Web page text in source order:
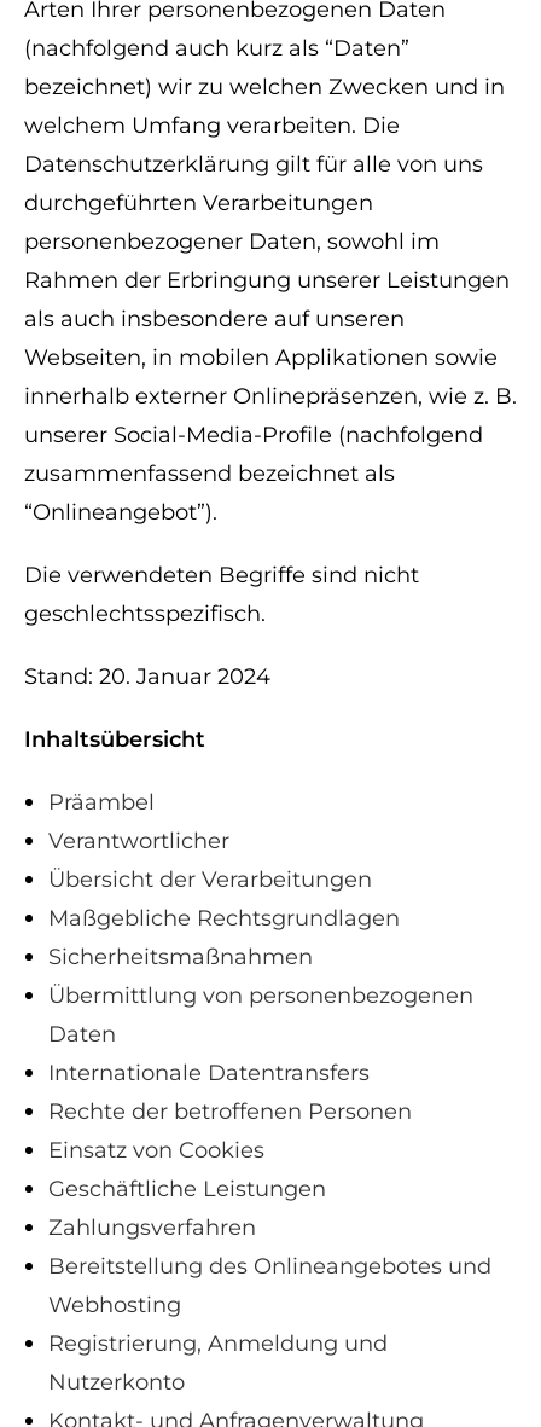
Arten Ihrer personenbezogenen Daten
(nachfolgend auch kurz als “Daten”
bezeichnet) wir zu welchen Zwecken und in
welchem Umfang verarbeiten. Die
Datenschutzerklärung gilt für alle von uns
durchgeführten Verarbeitungen
personenbezogener Daten, sowohl im
Rahmen der Erbringung unserer Leistungen
als auch insbesondere auf unseren
Webseiten, in mobilen Applikationen sowie
innerhalb externer Onlinepräsenzen, wie z. B.
unserer Social-Media-Profile (nachfolgend
zusammenfassend bezeichnet als
“Onlineangebot”).
Die verwendeten Begriffe sind nicht
geschlechtsspezifisch.
Stand: 20. Januar 2024
Inhaltsübersicht
Präambel
Verantwortlicher
Übersicht der Verarbeitungen
Maßgebliche Rechtsgrundlagen
Sicherheitsmaßnahmen
Übermittlung von personenbezogenen
Daten
Internationale Datentransfers
Rechte der betroffenen Personen
Einsatz von Cookies
Geschäftliche Leistungen
Zahlungsverfahren
Bereitstellung des Onlineangebotes und
Webhosting
Registrierung, Anmeldung und
Nutzerkonto
Kontakt- und Anfragenverwaltung